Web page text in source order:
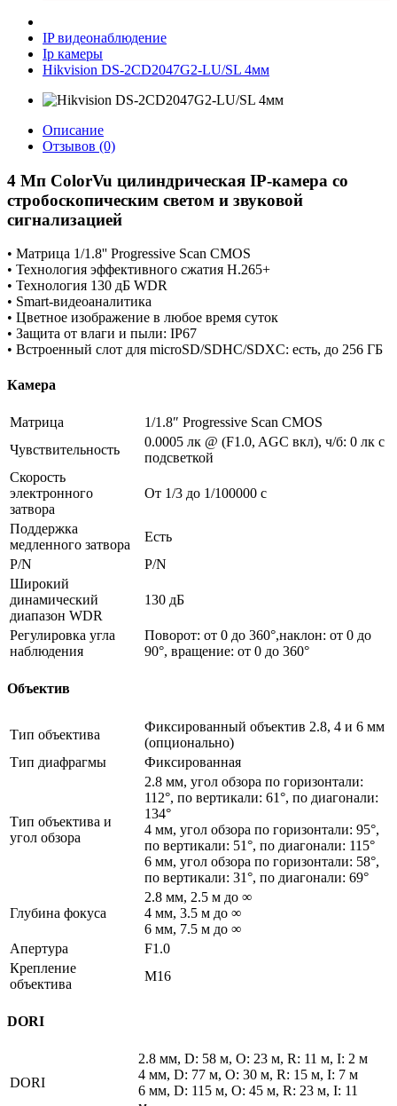
IP видеонаблюдение
Ip камеры
Hikvision DS-2CD2047G2-LU/SL 4мм
Описание
Отзывов (0)
4 Мп ColorVu цилиндрическая IP-камера со
стробоскопическим светом и звуковой
сигнализацией
• Матрица 1/1.8'' Progressive Scan CMOS
• Технология эффективного сжатия H.265+
• Технология 130 дБ WDR
• Smart-видеоаналитика
• Цветное изображение в любое время суток
• Защита от влаги и пыли: IP67
• Встроенный слот для microSD/SDHC/SDXC: есть, до 256 ГБ
Камера
Матрица
1/1.8″ Progressive Scan CMOS
Чувствительность
0.0005 лк @ (F1.0, AGC вкл), ч/б: 0 лк с
подсветкой
Скорость
электронного
затвора
От 1/3 до 1/100000 с
Поддержка
медленного затвора
Есть
P/N
P/N
Широкий
динамический
диапазон WDR
130 дБ
Регулировка угла
наблюдения
Поворот: от 0 до 360°,наклон: от 0 до
90°, вращение: от 0 до 360°
Объектив
Тип объектива
Фиксированный объектив 2.8, 4 и 6 мм
(опционально)
Тип диафрагмы
Фиксированная
Тип объектива и
угол обзора
2.8 мм, угол обзора по горизонтали:
112°, по вертикали: 61°, по диагонали:
134°
4 мм, угол обзора по горизонтали: 95°,
по вертикали: 51°, по диагонали: 115°
6 мм, угол обзора по горизонтали: 58°,
по вертикали: 31°, по диагонали: 69°
Глубина фокуса
2.8 мм, 2.5 м до ∞
4 мм, 3.5 м до ∞
6 мм, 7.5 м до ∞
Апертура
F1.0
Крепление
объектива
М16
DORI
DORI
2.8 мм, D: 58 м, O: 23 м, R: 11 м, I: 2 м
4 мм, D: 77 м, O: 30 м, R: 15 м, I: 7 м
6 мм, D: 115 м, O: 45 м, R: 23 м, I: 11